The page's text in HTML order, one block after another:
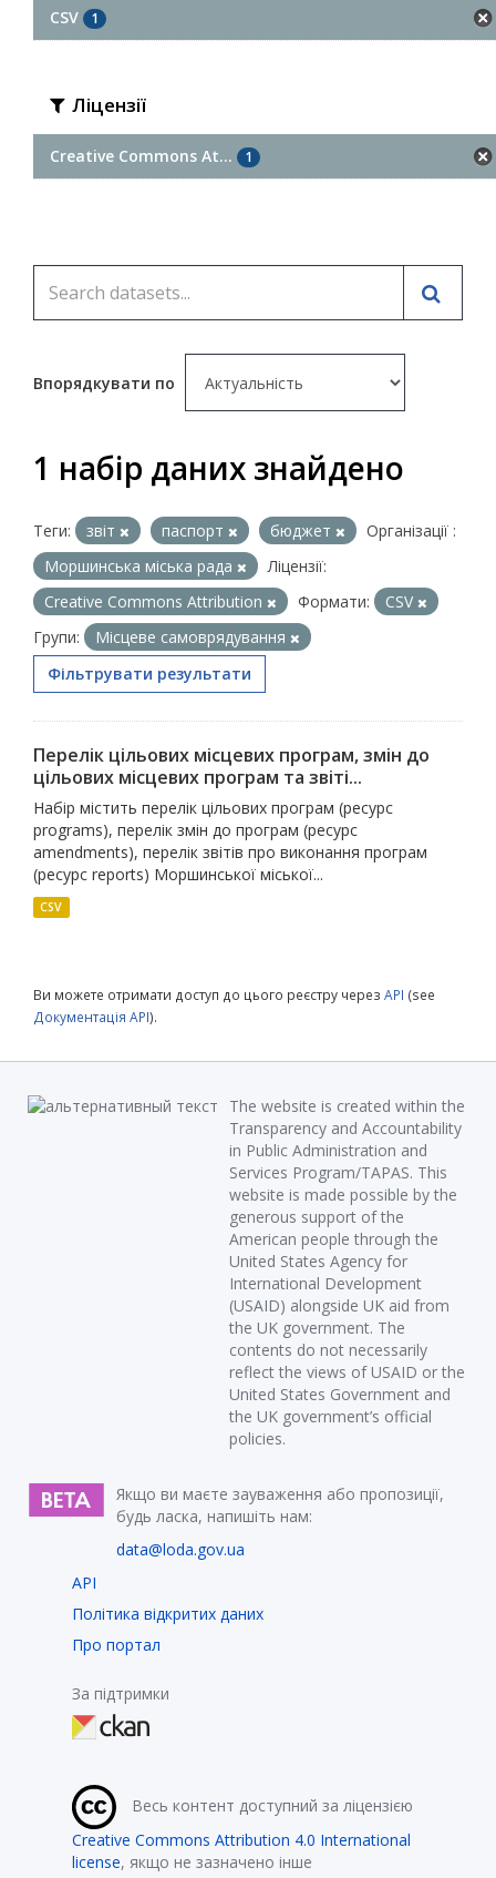
CSV 1
Ліцензії
Creative Commons At... 1
Впорядкувати по
1 набір даних знайдено
Теги: звіт паспорт бюджет
Організації :
Моршинська міська рада
Ліцензії:
Creative Commons Attribution
Формати:
CSV
Групи:
Місцеве самоврядування
Фільтрувати результати
Перелік цільових місцевих програм, змін до
цільових місцевих програм та звіті...
Набір містить перелік цільових програм (ресурс
programs), перелік змін до програм (ресурс
amendments), перелік звітів про виконання програм
(ресурс reports) Моршинської міської...
CSV
Ви можете отримати доступ до цього реєстру через API (see
Документація API).
The website is created within the
Transparency and Accountability
in Public Administration and
Services Program/TAPAS. This
website is made possible by the
generous support of the
American people through the
United States Agency for
International Development
(USAID) alongside UK aid from
the UK government. The
contents do not necessarily
reflect the views of USAID or the
United States Government and
the UK government’s official
policies.
Якщо ви маєте зауваження або пропозиції,
будь ласка, напишіть нам:
data@loda.gov.ua
API
Політика відкритих даних
Про портал
За підтримки
Весь контент доступний за ліцензією
Creative Commons Attribution 4.0 International
license, якщо не зазначено інше